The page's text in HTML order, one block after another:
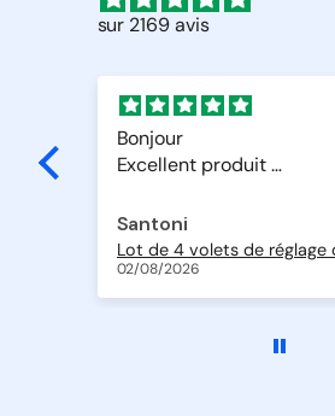
sur 2169 avis
Bonjour
Excellent produit
Merci
Santoni
02/08/2026